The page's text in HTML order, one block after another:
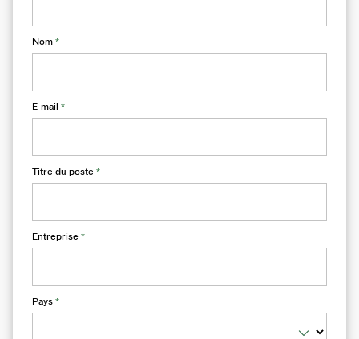
Nom *
E-mail *
Titre du poste *
Entreprise *
Pays *